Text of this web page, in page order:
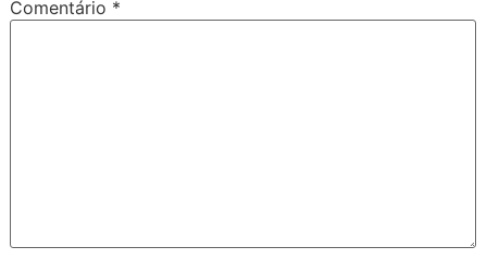
Comentário *